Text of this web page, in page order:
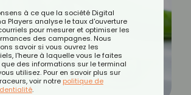
à ce que la société Digital
Players analyse le taux d'ouverture
pour mesurer et optimiser les
des campagnes. Nous
savoir si vous ouvrez les
l'heure à laquelle vous le faites
des informations sur le terminal
utilisez. Pour en savoir plus sur
voir notre politique de
.